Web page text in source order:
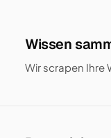
Wissen
Wir scrapen Ihre